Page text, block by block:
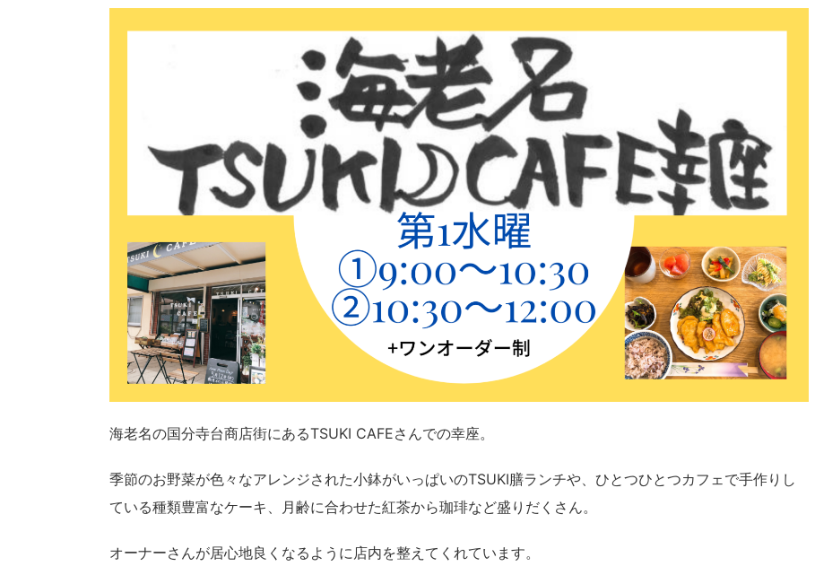
海老名の国分寺台商店街にあるTSUKI CAFEさんでの幸座。
季節のお野菜が色々なアレンジされた小鉢がいっぱいのTSUKI膳ランチや、ひとつひとつカフェで手作りし
ている種類豊富なケーキ、月齢に合わせた紅茶から珈琲など盛りだくさん。
オーナーさんが居心地良くなるように店内を整えてくれています。